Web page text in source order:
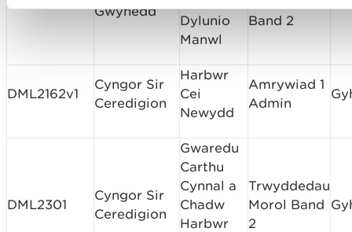
Gwynedd
Dylunio
Manwl
Band 2
DML2162v1
Cyngor Sir
Ceredigion
Harbwr
Cei
Newydd
Amrywiad 1
Admin
DML2301
Cyngor Sir
Ceredigion
Gwaredu
Carthu
Cynnal a
Chadw
Harbwr
Trwyddedau
Morol Band
2